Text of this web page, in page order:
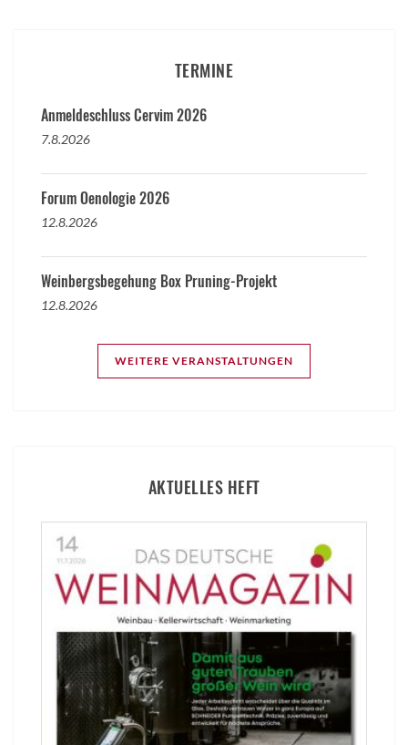
TERMINE
Anmeldeschluss Cervim 2026
7.8.2026
Forum Oenologie 2026
12.8.2026
Weinbergsbegehung Box Pruning-Projekt
12.8.2026
WEITERE VERANSTALTUNGEN
AKTUELLES HEFT